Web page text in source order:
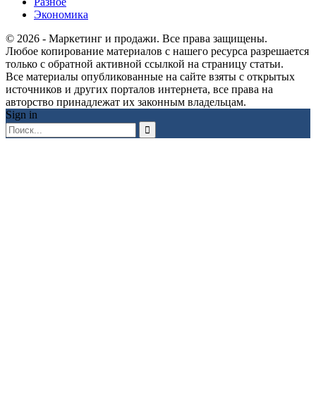
Экономика
© 2026 - Маркетинг и продажи. Все права защищены.
Любое копирование материалов с нашего ресурса разрешается
только с обратной активной ссылкой на страницу статьи.
Все материалы опубликованные на сайте взяты с открытых
источников и других порталов интернета, все права на
авторство принадлежат их законным владельцам.
Sign in